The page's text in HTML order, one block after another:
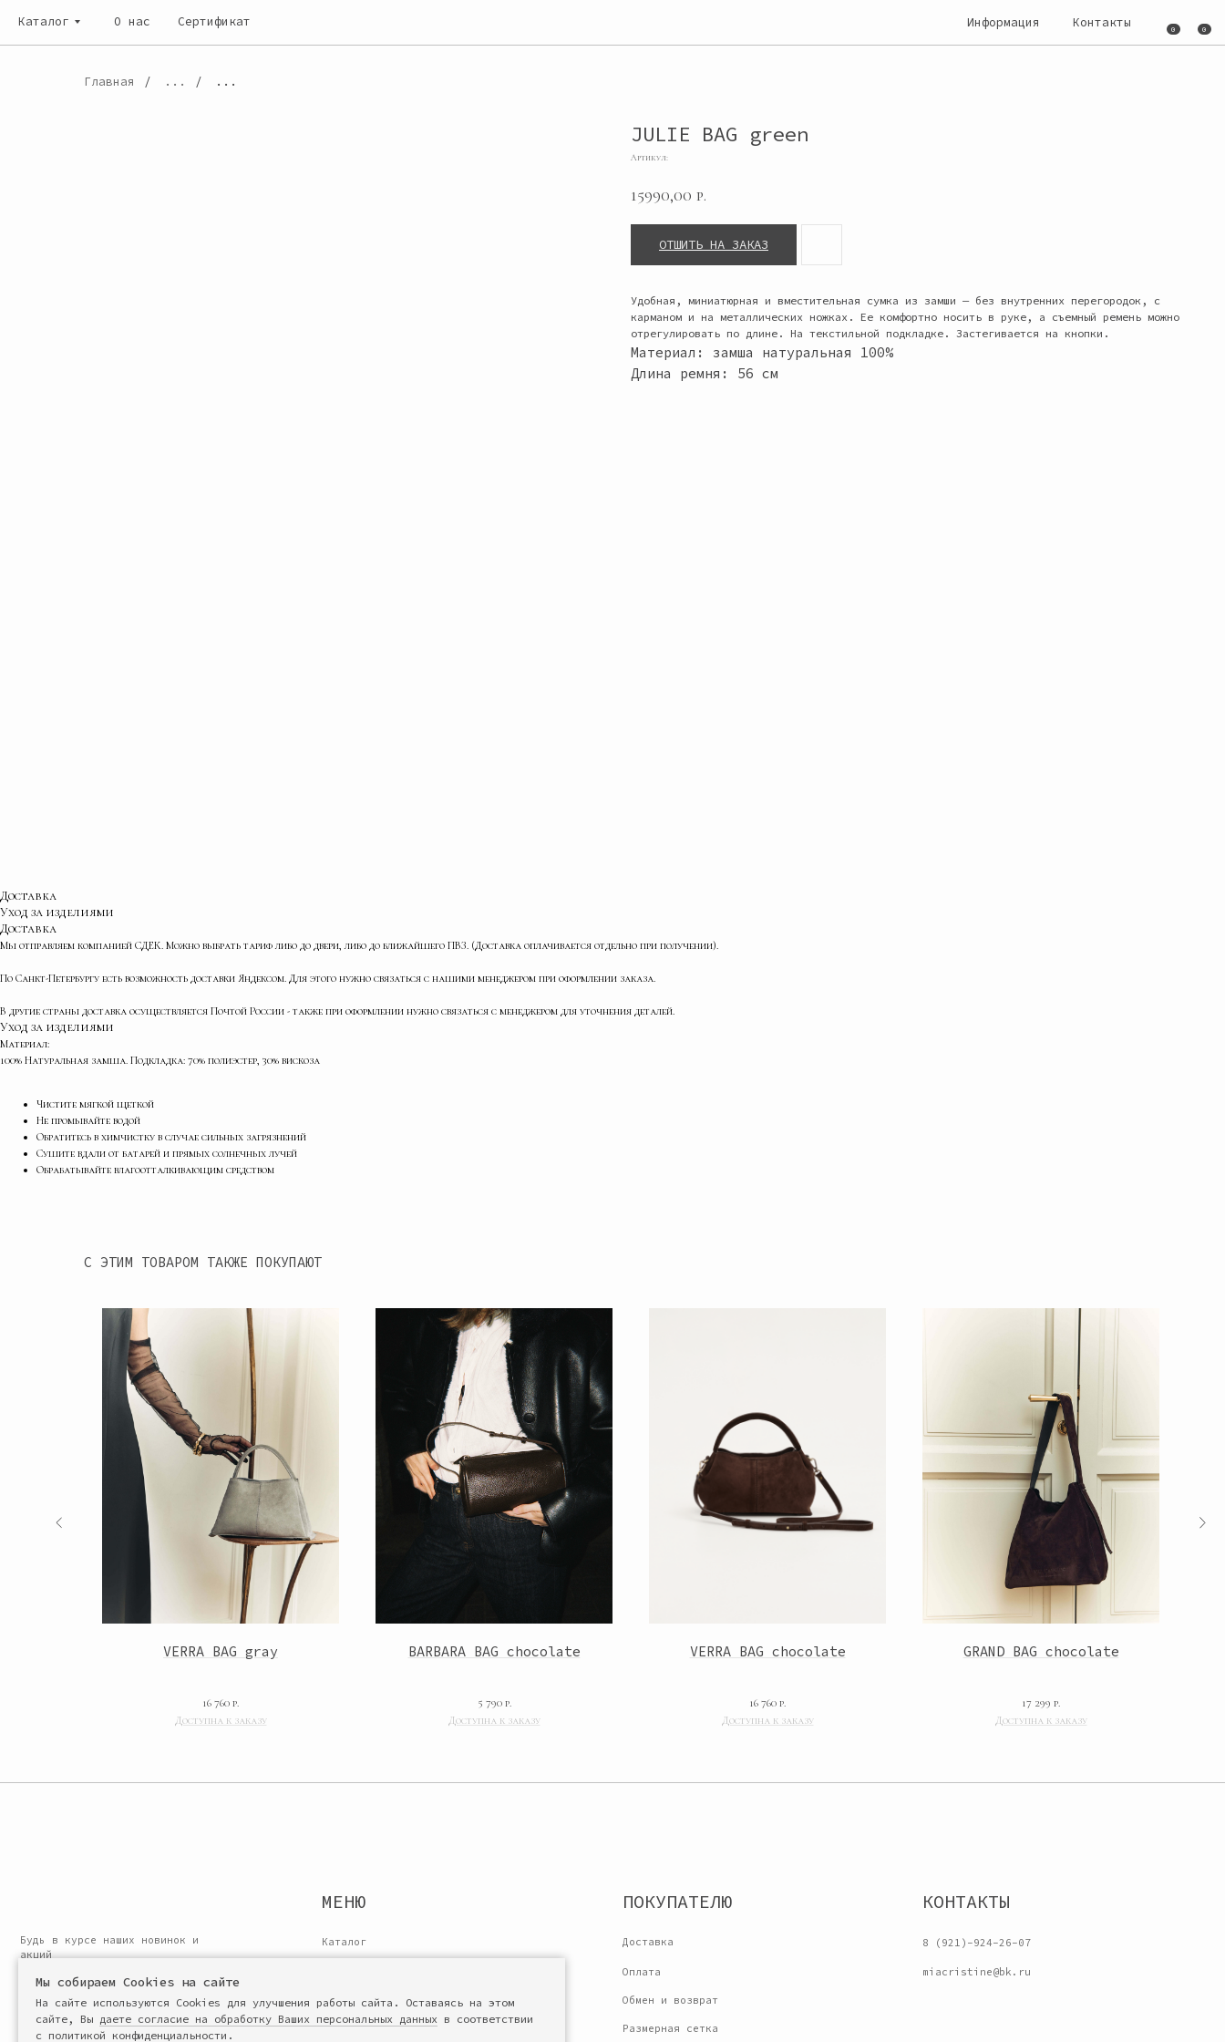
0 0
Каталог О нас Сертификат Контакты
Информация 0 0
Каталог О нас Сертификат Контакты
Информация
Главная / ... / ...
JULIE BAG green
Артикул:
15990,00 р.
ОТШИТЬ НА ЗАКАЗ
Удобная, миниатюрная и вместительная сумка из замши — без внутренних перегородок, с
карманом и на металлических ножках. Ее комфортно носить в руке, а съемный ремень можно
отрегулировать по длине. На текстильной подкладке. Застегивается на кнопки.
Материал: замша натуральная 100%
Длина ремня: 56 см
Доставка
Уход за изделиями
Доставка
Мы отправляем компанией СДЕК. Можно выбрать тариф либо до двери, либо до ближайшего ПВЗ. (Доставка оплачивается отдельно при получении).
По Санкт-Петербургу есть возможность доставки Яндексом. Для этого нужно связаться с нашими менеджером при оформлении заказа.
В другие страны доставка осуществляется Почтой России - также при оформлении нужно связаться с менеджером для уточнения деталей.
Уход за изделиями
Материал:
100% Натуральная замша. Подкладка: 70% полиэстер, 30% вискоза
Чистите мягкой щеткой
Не промывайте водой
Обратитесь в химчистку в случае сильных загрязнений
Сушите вдали от батарей и прямых солнечных лучей
Обрабатывайте влагоотталкивающим средством
С ЭТИМ ТОВАРОМ ТАКЖЕ ПОКУПАЮТ
VERRA BAG gray
16 760 р.
BARBARA BAG chocolate
5 790 р.
VERRA BAG chocolate
16 760 р.
GRAND BAG chocolate
17 299 р.
Политика конфиденциальности
Подарочные сертификаты Обмен и возврат
Договор оферты
Мы собираем Cookies на сайте
На сайте используются Cookies для улучшения работы сайта. Оставаясь на этом
сайте, Вы даете согласие на обработку Ваших персональных данных в соответствии
с политикой конфиденциальности .